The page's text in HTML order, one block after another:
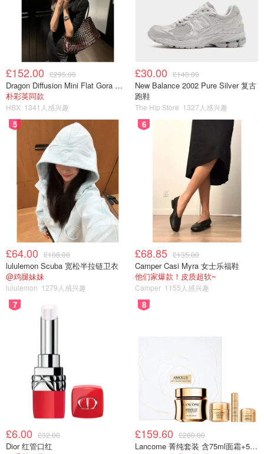
£152.00 £295.00
Dragon Diffusion Mini Flat Gora 深棕色手提包
朴彩英同款
HBX 1341人感兴趣
£30.00 £140.00
New Balance 2002 Pure Silver 复古
跑鞋
The Hip Store 1327人感兴趣
5
£64.00 £108.00
lululemon Scuba 宽松半拉链卫衣
@鸡腿妹妹
lululemon 1279人感兴趣
6
£68.85 £135.00
Camper Casi Myra 女士乐福鞋
他们家爆款！皮质超软~
Camper 1155人感兴趣
7
£6.00 £32.00
Dior 红管口红
8
£159.60 £280.00
Lancome 菁纯套装 含75ml面霜+5ml精华+5ml眼霜